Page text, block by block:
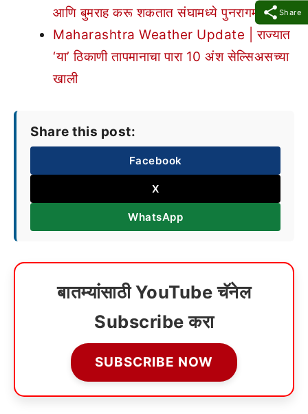
Share
आणि बुमराह करू शकतात संघामध्ये पुनरागमन
Maharashtra Weather Update | राज्यात
‘या’ ठिकाणी तापमानाचा पारा 10 अंश सेल्सिअसच्या
खाली
Share this post:
Facebook
X
WhatsApp
बातम्यांसाठी YouTube चॅनेल
Subscribe करा
SUBSCRIBE NOW